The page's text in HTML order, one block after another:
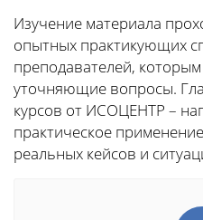
Изучение материала
опытных практикующих
преподавателей,
уточняющие вопросы.
курсов от ИСОЦЕНТР –
практическое
реальных кейсов и